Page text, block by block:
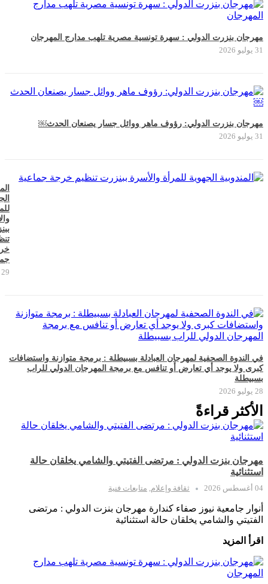
مهرجان بنزرت الدولي : سهرة تونسية مصرية تلهب مدارج المهرجان
31 يوليو 2026
مهرجان بنزرت الدولي: رؤوف ماهر ووائل جسار يصنعان الحدث￼
31 يوليو 2026
29 يوليو 2026
في الندوة الصحفية لمهرجان العبادلة بسبيطلة : برمجة متوازنة واستضافات
كبرى ولا يوجد أي تعارض أو تنافس مع برمجة المهرجان الدولي للراب
بسبيطلة
28 يوليو 2026
الأكثر قراءةً
مهرجان بنزت الدولي : مرتضى الفتيتي والشامي يخلقان حالة
استثنائية
04 أغسطس 2026 ثقافة وإعلام, متابعات فنية
أنوار جامعية نيوز صفاء كندارة مهرجان بنزت الدولي : مرتضى
الفتيتي والشامي يخلقان حالة استثنائية
اقرأ المزيد